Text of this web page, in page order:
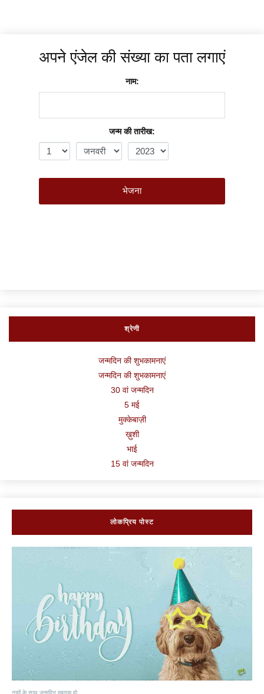
अपने एंजेल की संख्या का पता लगाएं
नाम:
जन्म की तारीख:
भेजना
श्रेणी
जन्मदिन की शुभकामनाएं
जन्मदिन की शुभकामनाएं
30 वां जन्मदिन
5 मई
मुक्केबाज़ी
ख़ुशी
भाई
15 वां जन्मदिन
लोकप्रिय पोस्ट
नामों के साथ जन्मदिन मुबारक हो